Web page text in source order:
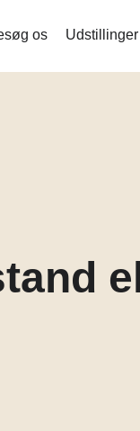
os Udstillinger
Balance og stofskifte